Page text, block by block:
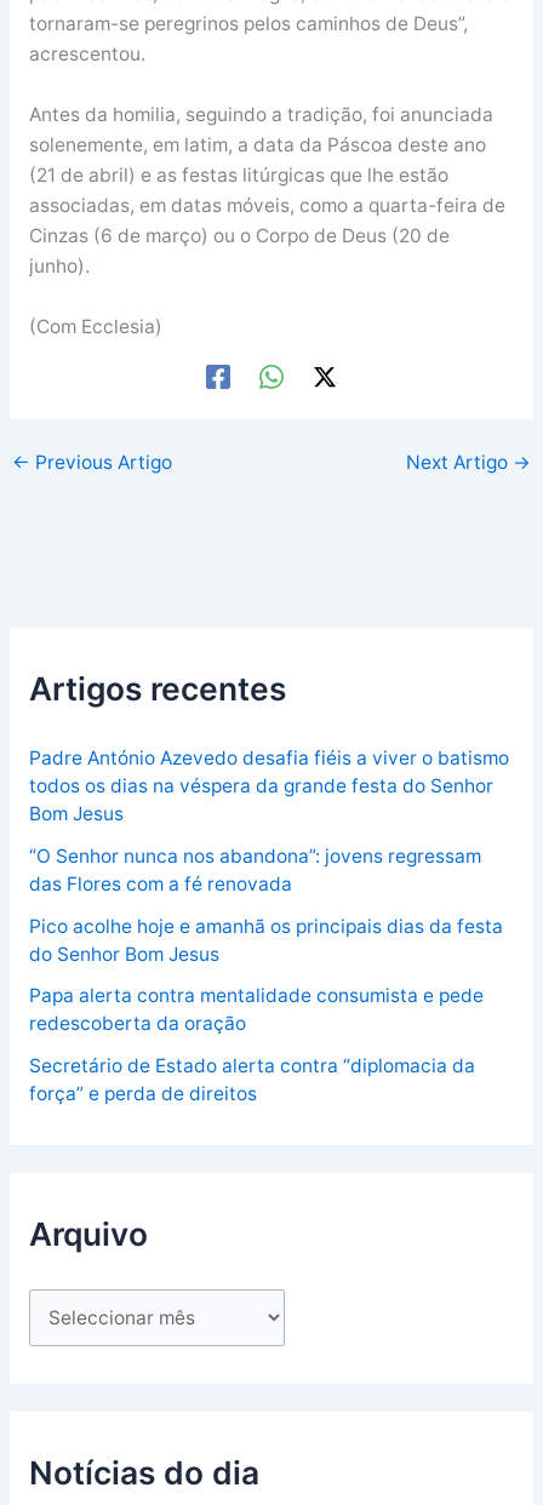
tornaram-se peregrinos pelos caminhos de Deus”,
acrescentou.
Antes da homilia, seguindo a tradição, foi anunciada
solenemente, em latim, a data da Páscoa deste ano
(21 de abril) e as festas litúrgicas que lhe estão
associadas, em datas móveis, como a quarta-feira de
Cinzas (6 de março) ou o Corpo de Deus (20 de
junho).
(Com Ecclesia)
← Previous Artigo Next Artigo →
Artigos recentes
Padre António Azevedo desafia fiéis a viver o batismo
todos os dias na véspera da grande festa do Senhor
Bom Jesus
“O Senhor nunca nos abandona”: jovens regressam
das Flores com a fé renovada
Pico acolhe hoje e amanhã os principais dias da festa
do Senhor Bom Jesus
Papa alerta contra mentalidade consumista e pede
redescoberta da oração
Secretário de Estado alerta contra “diplomacia da
força” e perda de direitos
Arquivo
Notícias do dia